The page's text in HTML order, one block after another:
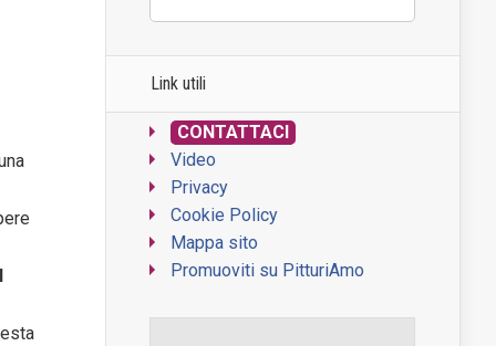
Link utili
CONTATTACI
Video
Privacy
Cookie Policy
Mappa sito
Promuoviti su PitturiAmo